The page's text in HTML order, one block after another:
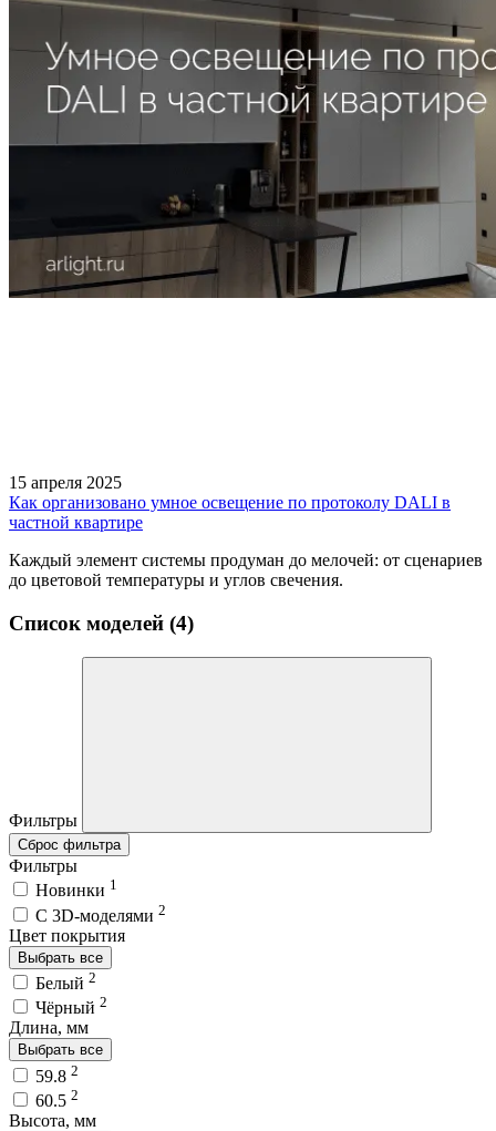
15 апреля 2025
Как организовано умное освещение по протоколу DALI в
частной квартире
Каждый элемент системы продуман до мелочей: от сценариев
до цветовой температуры и углов свечения.
Список моделей (4)
Фильтры
Сброс фильтра
Фильтры
Новинки 1
C 3D-моделями 2
Цвет покрытия
Выбрать все
Белый 2
Чёрный 2
Длина, мм
Выбрать все
59.8 2
60.5 2
Высота, мм